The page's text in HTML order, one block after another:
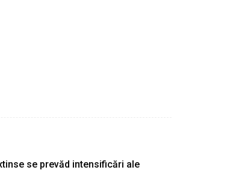
se prevăd intensificări ale